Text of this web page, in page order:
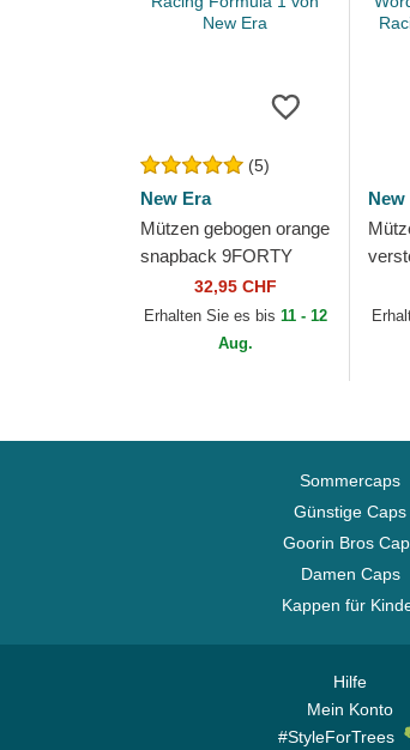
(5)
New Era
Mützen gebogen orange
snapback 9FORTY
Flawless der McLaren
Racing Formula 1 von
32,95 CHF
Erhalten Sie es bis 11 - 12
Aug.
New
Sommercaps
Günstige Caps
Goorin Bros
Damen Caps
Kappen für
Hilfe
Mein Konto
#StyleForTrees